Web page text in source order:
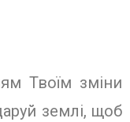
Твоїм зміни
землі, щоб